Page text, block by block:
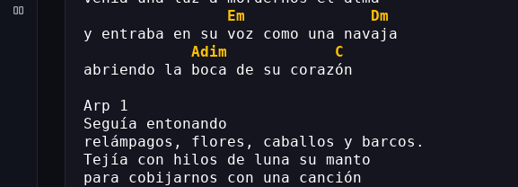
Em
Dm
y entraba en su voz como una navaja
Adim
C
abriendo la boca de su corazón
Arp 1
Seguía entonando
relámpagos, flores, caballos y barcos.
Tejía con hilos de luna su manto
para cobijarnos con una canción